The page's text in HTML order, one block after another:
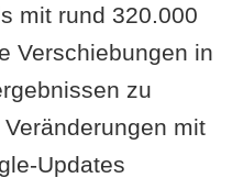
mit rund 320.000
Verschiebungen in
zu
mit
Updates